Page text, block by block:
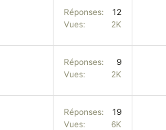
Réponses
12
Vues
2K
Réponses
9
Vues
2K
Réponses
19
Vues
6K